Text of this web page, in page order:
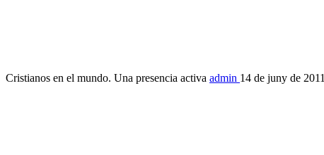
Cristianos en el mundo. Una presencia activa admin 14 de juny de 2011